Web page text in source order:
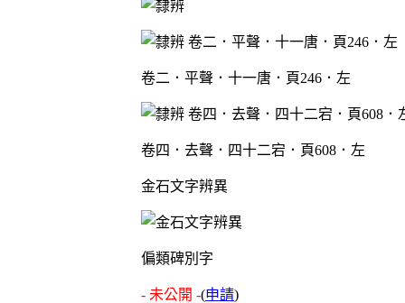
卷二．平聲．十一唐．頁246．左
卷四．去聲．四十二宕．頁608．左
金石文字辨異
偏類碑別字
- 未公開 -(申請)